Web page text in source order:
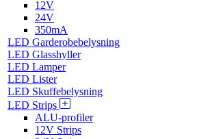
12V
24V
350mA
LED Garderobebelysning
LED Glasshyller
LED Lamper
LED Lister
LED Skuffebelysning
LED Strips
ALU-profiler
12V Strips